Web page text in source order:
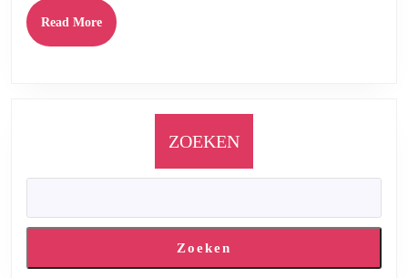
Read MoreRead
More
ZOEKEN
Zoeken